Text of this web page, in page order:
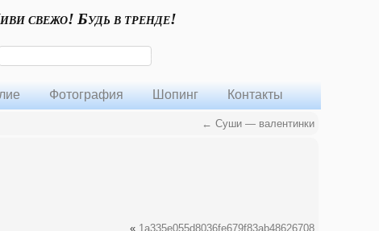
свежо! Будь в тренде!
Фотография Шопинг Контакты
← Суши — валентинки
« 1a335e055d8036fe679f83ab48626708